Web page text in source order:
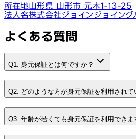
所在地山形県 山形市 元木1-13-25
法人名株式会社ジョインジョイング
よくある質問
Q1. 身元保証とは何ですか？
Q2. どのような方が身元保証を利用されて
Q3. 年齢が若くても身元保証を利用できま